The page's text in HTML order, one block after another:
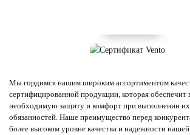
Мы гордимся нашим широким ассортиментом
сертифицированной продукции, которая
необходимую защиту и комфорт при выполнении
обязанностей. Наше преимущество перед
более высоком уровне качества и надежности